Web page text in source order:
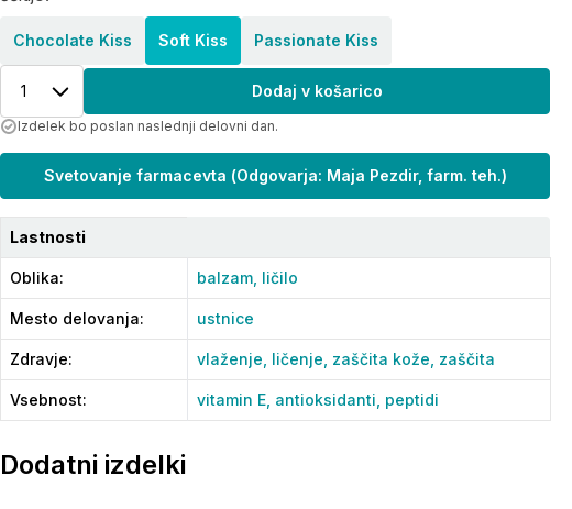
Chocolate Kiss Soft Kiss Passionate Kiss
1 Dodaj v košarico
Izdelek bo poslan naslednji delovni dan.
Svetovanje farmacevta (Odgovarja: Maja Pezdir, farm. teh.)
Lastnosti
Oblika: balzam, ličilo
Mesto delovanja: ustnice
Zdravje: vlaženje, ličenje, zaščita kože, zaščita
Vsebnost: vitamin E, antioksidanti, peptidi
Dodatni izdelki